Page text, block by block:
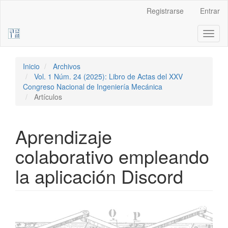
Barra
Registrarse Entrar
Inicio
Archivos
Vol. 1 Núm. 24 (2025): Libro de Actas del XXV
Congreso Nacional de Ingeniería Mecánica
Artículos
Aprendizaje
colaborativo empleando
la aplicación Discord